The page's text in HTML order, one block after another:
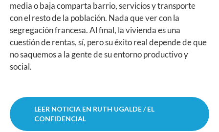
media o baja comparta barrio, servicios y transporte
con el resto de la población. Nada que ver con la
segregación francesa. Al final, la vivienda es una
cuestión de rentas, sí, pero su éxito real depende de que
no saquemos a la gente de su entorno productivo y
social.
LEER NOTICIA EN RUTH UGALDE / EL
CONFIDENCIAL